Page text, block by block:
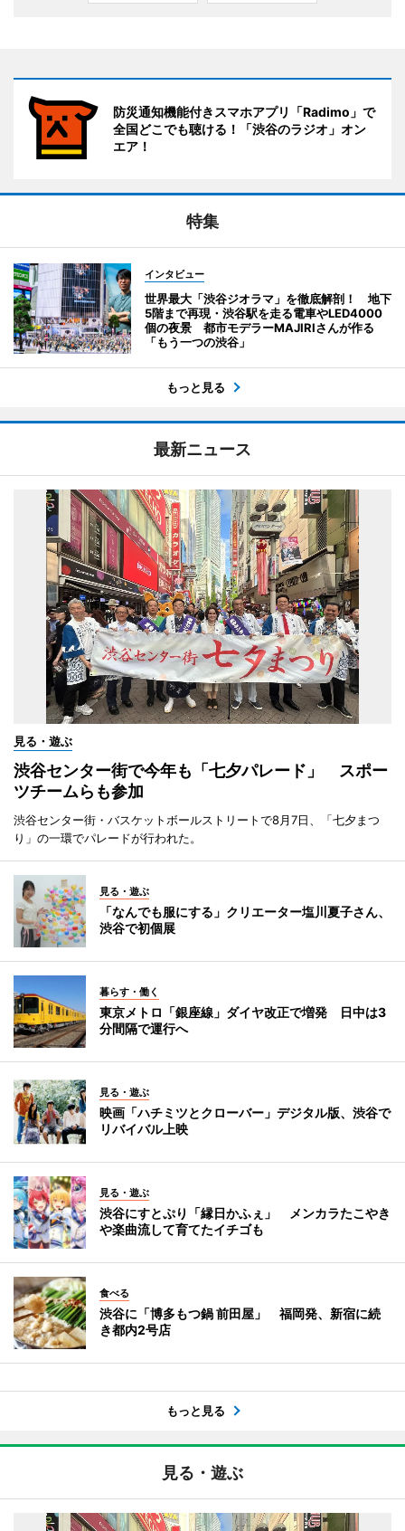
防災通知機能付きスマホアプリ「Radimo」で
全国どこでも聴ける！「渋谷のラジオ」オン
エア！
特集
インタビュー
世界最大「渋谷ジオラマ」を徹底解剖！ 地下
5階まで再現・渋谷駅を走る電車やLED4000
個の夜景 都市モデラーMAJIRIさんが作る
「もう一つの渋谷」
もっと見る
最新ニュース
見る・遊ぶ
渋谷センター街で今年も「七夕パレード」 スポー
ツチームらも参加
渋谷センター街・バスケットボールストリートで8月7日、「七夕まつ
り」の一環でパレードが行われた。
見る・遊ぶ
「なんでも服にする」クリエーター塩川夏子さん、
渋谷で初個展
暮らす・働く
東京メトロ「銀座線」ダイヤ改正で増発 日中は3
分間隔で運行へ
見る・遊ぶ
映画「ハチミツとクローバー」デジタル版、渋谷で
リバイバル上映
見る・遊ぶ
渋谷にすとぷり「縁日かふぇ」 メンカラたこやき
や楽曲流して育てたイチゴも
食べる
渋谷に「博多もつ鍋 前田屋」 福岡発、新宿に続
き都内2号店
もっと見る
見る・遊ぶ